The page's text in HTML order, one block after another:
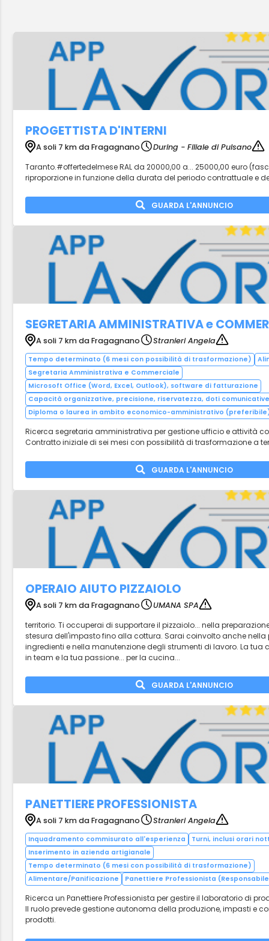
PROGETTISTA D'INTERNI
A soli 7 km da Fragagnano
During - Filiale di Pulsano
Taranto.#offertedelmese RAL da 20000,00 a... 25000,00 euro
riproporzione in funzione della durata del periodo contrattuale e
GUARDA L'ANNUNCIO
SEGRETARIA AMMINISTRATIVA e
A soli 7 km da Fragagnano Stranieri Angela
Tempo determinato (6 mesi con possibilità di trasformazione)
Segretaria Amministrativa e Commerciale
Microsoft Office (Word, Excel, Outlook), software di fatturazione
Capacità organizzative, precisione, riservatezza, doti
Diploma o laurea in ambito economico-amministrativo
Ricerca segretaria amministrativa per gestione ufficio e attività
Contratto iniziale di sei mesi con possibilità di trasformazione a
GUARDA L'ANNUNCIO
OPERAIO AIUTO PIZZAIOLO
A soli 7 km da Fragagnano
UMANA SPA
territorio. Ti occuperai di supportare il pizzaiolo... nella
stesura dell'impasto fino alla cottura. Sarai coinvolto anche nella
ingredienti e nella manutenzione degli strumenti di lavoro. La tua
in team e la tua passione... per la cucina...
GUARDA L'ANNUNCIO
PANETTIERE PROFESSIONISTA
A soli 7 km da Fragagnano Stranieri Angela
Inquadramento commisurato all'esperienza
Turni, inclusi orari
Inserimento in azienda artigianale
Tempo determinato (6 mesi con possibilità di trasformazione)
Alimentare/Panificazione
Panettiere Professionista
Ricerca un Panettiere Professionista per gestire il laboratorio di
Il ruolo prevede gestione autonoma della produzione, impasti e
prodotti.